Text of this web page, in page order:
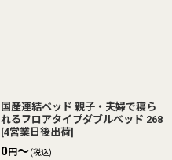
国産連結ベッド 親子・夫婦で寝ら
れるフロアタイプダブルベッド 268
[4営業日後出荷]
0円～(税込)